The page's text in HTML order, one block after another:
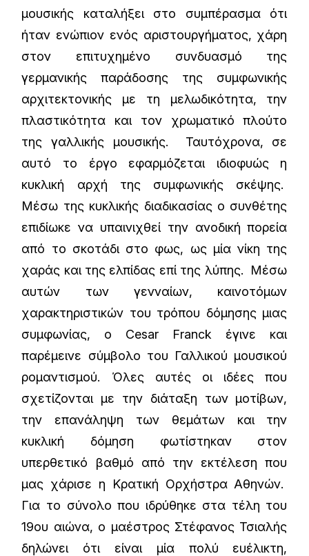
μουσικής καταλήξει στο συμπέρασμα ότι
ήταν ενώπιον ενός αριστουργήματος, χάρη
στον επιτυχημένο συνδυασμό της
γερμανικής παράδοσης της συμφωνικής
αρχιτεκτονικής με τη μελωδικότητα, την
πλαστικότητα και τον χρωματικό πλούτο
της γαλλικής μουσικής. Ταυτόχρονα, σε
αυτό το έργο εφαρμόζεται ιδιοφυώς η
κυκλική αρχή της συμφωνικής σκέψης.
Μέσω της κυκλικής διαδικασίας ο συνθέτης
επιδίωκε να υπαινιχθεί την ανοδική πορεία
από το σκοτάδι στο φως, ως μία νίκη της
χαράς και της ελπίδας επί της λύπης. Μέσω
αυτών των γενναίων, καινοτόμων
χαρακτηριστικών του τρόπου δόμησης μιας
συμφωνίας, ο Cesar Franck έγινε και
παρέμεινε σύμβολο του Γαλλικού μουσικού
ρομαντισμού. Όλες αυτές οι ιδέες που
σχετίζονται με την διάταξη των μοτίβων,
την επανάληψη των θεμάτων και την
κυκλική δόμηση φωτίστηκαν στον
υπερθετικό βαθμό από την εκτέλεση που
μας χάρισε η Κρατική Ορχήστρα Αθηνών.
Για το σύνολο που ιδρύθηκε στα τέλη του
19ου αιώνα, ο μαέστρος Στέφανος Τσιαλής
δηλώνει ότι είναι μία πολύ ευέλικτη,